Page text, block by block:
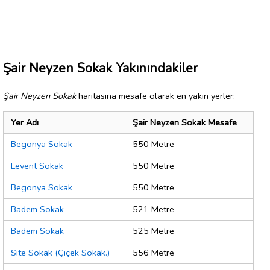
Şair Neyzen Sokak Yakınındakiler
Şair Neyzen Sokakharitasına mesafe olarak en yakın yerler:
Yer Adı
Şair Neyzen Sokak Mesafe
Begonya Sokak
550 Metre
Levent Sokak
550 Metre
Begonya Sokak
550 Metre
Badem Sokak
521 Metre
Badem Sokak
525 Metre
Site Sokak (Çiçek Sokak.)
556 Metre